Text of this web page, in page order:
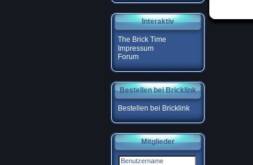
Interaktiv
The Brick Time
Impressum
Forum
Bestellen bei Bricklink
Bestellen bei Bricklink
Mitglieder